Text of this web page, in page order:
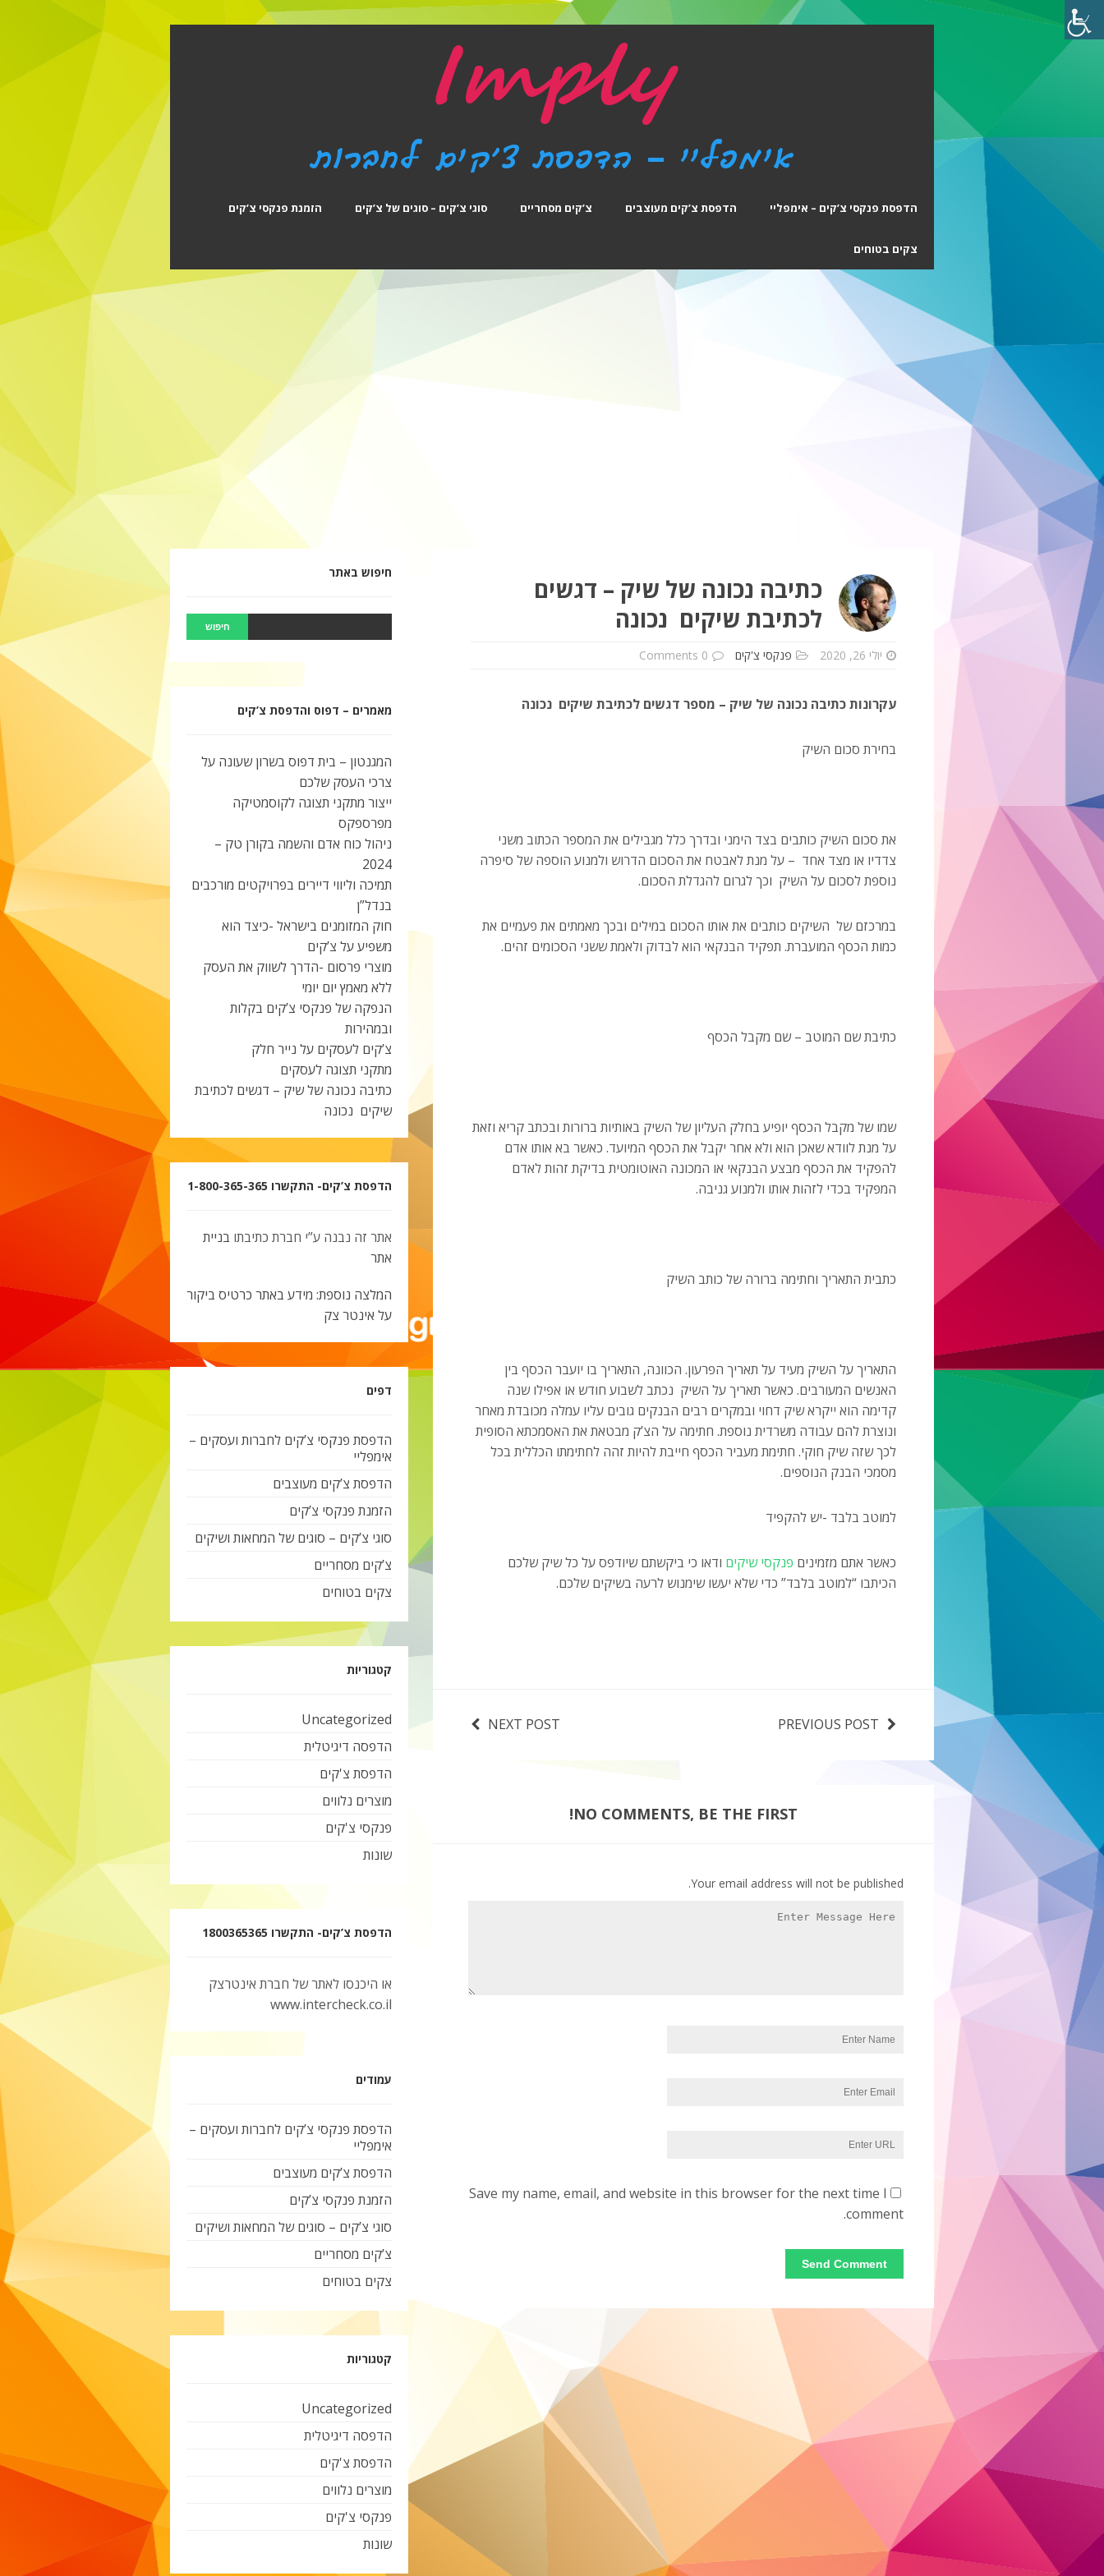
הדפסת פנקסי צ’קים – אימפליי הדפסת צ’קים מעוצבים צ’קים מסחריים סוגי צ’קים – סוגים של צ’קים הזמנת פנקסי צ’קים
צקים בטוחים
כתיבה נכונה של שיק – דגשים
לכתיבת שיקים נכונה
יולי 26, 2020 פנקסי צ'קים 0 Comments
עקרונות כתיבה נכונה של שיק – מספר דגשים לכתיבת שיקים נכונה
בחירת סכום השיק
את סכום השיק כותבים בצד הימני ובדרך כלל מגבילים את המספר הכתוב משני
צדדיו או מצד אחד – על מנת לאבטח את הסכום הדרוש ולמנוע הוספה של סיפרה
נוספת לסכום על השיק וכך לגרום להגדלת הסכום.
במרכזם של השיקים כותבים את אותו הסכום במילים ובכך מאמתים את פעמיים את
כמות הכסף המועברת. תפקיד הבנקאי הוא לבדוק ולאמת ששני הסכומים זהים.
כתיבת שם המוטב – שם מקבל הכסף
שמו של מקבל הכסף יופיע בחלק העליון של השיק באותיות ברורות ובכתב קריא וזאת
על מנת לוודא שאכן הוא ולא אחר יקבל את הכסף המיועד. כאשר בא אותו אדם
להפקיד את הכסף מבצע הבנקאי או המכונה האוטומטית בדיקת זהות לאדם
המפקיד בכדי לזהות אותו ולמנוע גניבה.
כתבית התאריך וחתימה ברורה של כותב השיק
התאריך על השיק מעיד על תאריך הפרעון. הכוונה, התאריך בו יועבר הכסף בין
האנשים המעורבים. כאשר תאריך על השיק נכתב לשבוע חודש או אפילו שנה
קדימה הוא ייקרא שיק דחוי ובמקרים רבים הבנקים גובים עליו עמלה מכובדת מאחר
ונוצרת להם עבודה משרדית נוספת. חתימה על הצ’ק מבטאת את האסמכתא הסופית
לכך שזה שיק חוקי. חתימת מעביר הכסף חייבת להיות זהה לחתימתו הכללית בכל
מסמכי הבנק הנוספים.
למוטב בלבד -יש להקפיד
כאשר אתם מזמינים פנקסי שיקים ודאו כי ביקשתם שיודפס על כל שיק שלכם
הכיתבו “למוטב בלבד” כדי שלא יעשו שימנוש לרעה בשיקים שלכם.
PREVIOUS POST
NEXT POST
NO COMMENTS, BE THE FIRST!
Your email address will not be published.
Save my name, email, and website in this browser for the next time I
comment.
חיפוש באתר
מאמרים – דפוס והדפסת צ’קים
המגנטון – בית דפוס בשרון שעונה על
צרכי העסק שלכם
ייצור מתקני תצוגה לקוסמטיקה
מפרספקס
ניהול כוח אדם והשמה בקורן טק –
2024
תמיכה וליווי דיירים בפרויקטים מורכבים
בנדל”ן
חוק המזומנים בישראל -כיצד הוא
משפיע על צ’קים
מוצרי פרסום -הדרך לשווק את העסק
ללא מאמץ יום יומי
הנפקה של פנקסי צ’קים בקלות
ובמהירות
צ’קים לעסקים על נייר חלק
מתקני תצוגה לעסקים
כתיבה נכונה של שיק – דגשים לכתיבת
שיקים נכונה
הדפסת צ’קים- התקשרו 1-800-365-365
אתר זה נבנה ע”י חברת כתיבתו בניית
אתר
המלצה נוספת: מידע באתר כרטיס ביקור
על אינטר צק
דפים
הדפסת פנקסי צ’קים לחברות ועסקים –
אימפליי
הדפסת צ’קים מעוצבים
הזמנת פנקסי צ’קים
סוגי צ’קים – סוגים של המחאות ושיקים
צ’קים מסחריים
צקים בטוחים
קטגוריות
Uncategorized
הדפסה דיגיטלית
הדפסת צ'קים
מוצרים נלווים
פנקסי צ'קים
שונות
הדפסת צ’קים- התקשרו 1800365365
או היכנסו לאתר של חברת אינטרצק
www.intercheck.co.il
עמודים
הדפסת פנקסי צ’קים לחברות ועסקים –
אימפליי
הדפסת צ’קים מעוצבים
הזמנת פנקסי צ’קים
סוגי צ’קים – סוגים של המחאות ושיקים
צ’קים מסחריים
צקים בטוחים
קטגוריות
Uncategorized
הדפסה דיגיטלית
הדפסת צ'קים
מוצרים נלווים
פנקסי צ'קים
שונות